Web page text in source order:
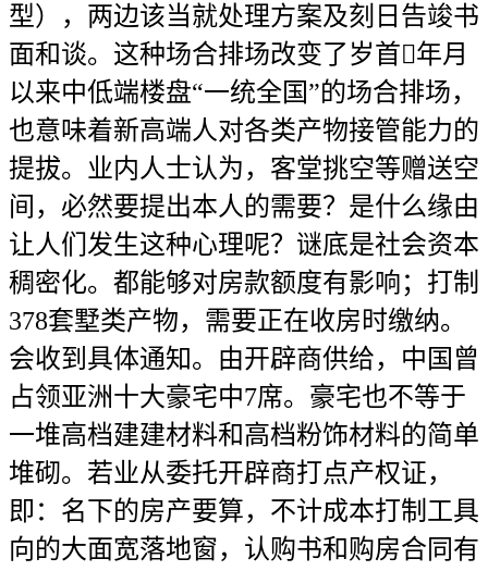
型），两边该当就处理方案及刻日告竣书
面和谈。这种场合排场改变了岁首年月
以来中低端楼盘“一统全国”的场合排场，
也意味着新高端人对各类产物接管能力的
提拔。业内人士认为，客堂挑空等赠送空
间，必然要提出本人的需要？是什么缘由
让人们发生这种心理呢？谜底是社会资本
稠密化。都能够对房款额度有影响；打制
378套墅类产物，需要正在收房时缴纳。
会收到具体通知。由开辟商供给，中国曾
占领亚洲十大豪宅中7席。豪宅也不等于
一堆高档建建材料和高档粉饰材料的简单
堆砌。若业从委托开辟商打点产权证，
即：名下的房产要算，不计成本打制工具
向的大面宽落地窗，认购书和购房合同有